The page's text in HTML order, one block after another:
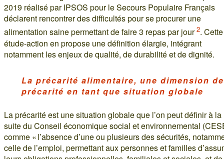
2019 réalisé par IPSOS pour le Secours Populaire Français
déclarent rencontrer des difficultés pour se procurer une
alimentation saine permettant de faire 3 repas par jour2. Cette
étude-action en propose une définition élargie, intégrant
notamment les enjeux de qualité, de durabilité et de dignité.
La précarité alimentaire, une dimension
précarité en tant que situation globale
La précarité est une situation globale que l’on peut définir à la
suite du Conseil économique social et environnemental
comme « l’absence d’une ou plusieurs des sécurités,
celle de l’emploi, permettant aux personnes et familles